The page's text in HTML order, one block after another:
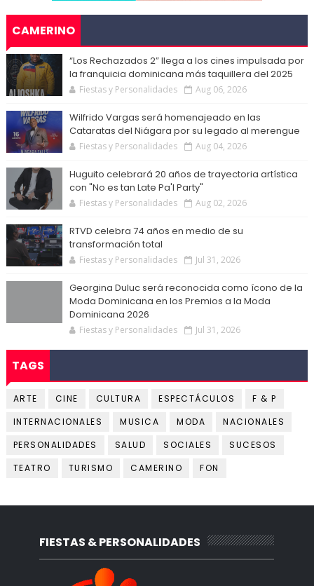
CAMERINO
“Los Rechazados 2” llega a los cines impulsada por
la franquicia dominicana más taquillera del 2025
Fiestas y Personalidades Aug 06, 2026
Wilfrido Vargas será homenajeado en las
Cataratas del Niágara por su legado al merengue
Fiestas y Personalidades Aug 04, 2026
Huguito celebrará 20 años de trayectoria artística
con "No es tan Late Pa'l Party"
Fiestas y Personalidades Aug 02, 2026
RTVD celebra 74 años en medio de su
transformación total
Fiestas y Personalidades Jul 31, 2026
Georgina Duluc será reconocida como ícono de la
Moda Dominicana en los Premios a la Moda
Dominicana 2026
Fiestas y Personalidades Jul 31, 2026
TAGS
ARTE CINE CULTURA ESPECTÁCULOS
F & P
INTERNACIONALES
MUSICA MODA
NACIONALES
PERSONALIDADES
SALUD SOCIALES
SUCESOS
TEATRO
TURISMO CAMERINO FON
FIESTAS & PERSONALIDADES